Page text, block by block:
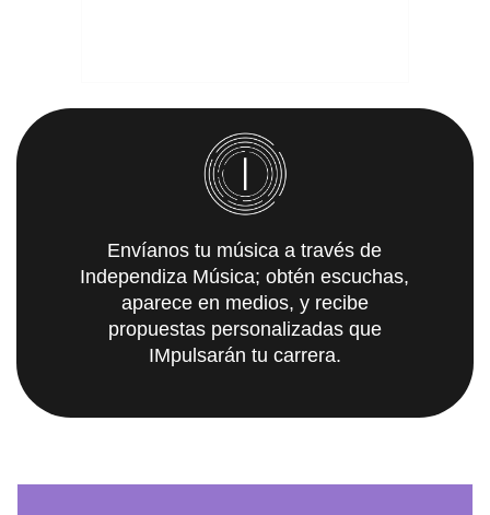
Envíanos tu música a través de
Independiza Música; obtén escuchas,
aparece en medios, y recibe
propuestas personalizadas que
IMpulsarán tu carrera.